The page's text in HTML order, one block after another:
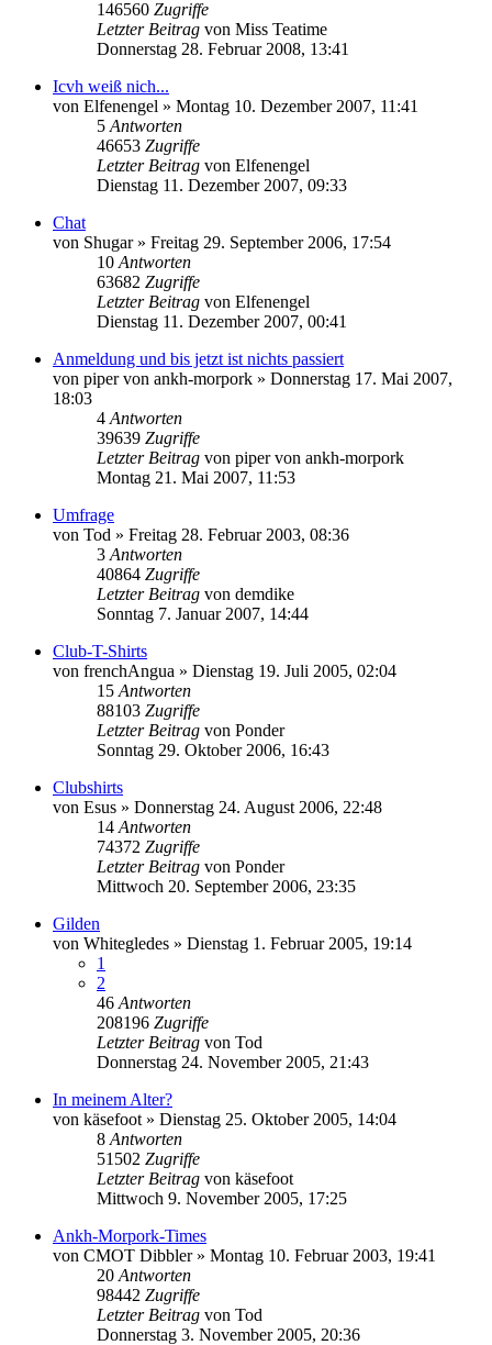
146560 Zugriffe
Letzter Beitrag von Miss Teatime
Donnerstag 28. Februar 2008, 13:41
Icvh weiß nich...
von Elfenengel » Montag 10. Dezember 2007, 11:41
5 Antworten
46653 Zugriffe
Letzter Beitrag von Elfenengel
Dienstag 11. Dezember 2007, 09:33
Chat
von Shugar» Freitag 29. September 2006, 17:54
10 Antworten
63682 Zugriffe
Letzter Beitrag von Elfenengel
Dienstag 11. Dezember 2007, 00:41
Anmeldung und bis jetzt ist nichts passiert
von piper von ankh-morpork » Donnerstag 17. Mai 2007,
18:03
4 Antworten
39639 Zugriffe
Letzter Beitrag von piper von ankh-morpork
Montag 21. Mai 2007, 11:53
Umfrage
von Tod » Freitag 28. Februar 2003, 08:36
3 Antworten
40864 Zugriffe
Letzter Beitrag von demdike
Sonntag 7. Januar 2007, 14:44
Club-T-Shirts
von frenchAngua » Dienstag 19. Juli 2005, 02:04
15 Antworten
88103 Zugriffe
Letzter Beitrag von Ponder
Sonntag 29. Oktober 2006, 16:43
Clubshirts
von Esus » Donnerstag 24. August 2006, 22:48
14 Antworten
74372 Zugriffe
Letzter Beitrag von Ponder
Mittwoch 20. September 2006, 23:35
Gilden
von Whitegledes » Dienstag 1. Februar 2005, 19:14
1
2
46 Antworten
208196 Zugriffe
Letzter Beitrag von Tod
Donnerstag 24. November 2005, 21:43
In meinem Alter?
von käsefoot » Dienstag 25. Oktober 2005, 14:04
8 Antworten
51502 Zugriffe
Letzter Beitrag von käsefoot
Mittwoch 9. November 2005, 17:25
Ankh-Morpork-Times
von CMOT Dibbler» Montag 10. Februar 2003, 19:41
20 Antworten
98442 Zugriffe
Letzter Beitrag von Tod
Donnerstag 3. November 2005, 20:36